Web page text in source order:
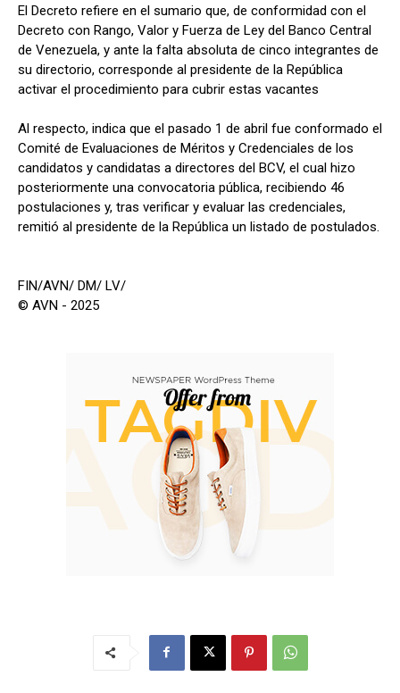
El Decreto refiere en el sumario que, de conformidad con el
Decreto con Rango, Valor y Fuerza de Ley del Banco Central
de Venezuela, y ante la falta absoluta de cinco integrantes de
su directorio, corresponde al presidente de la República
activar el procedimiento para cubrir estas vacantes
Al respecto, indica que el pasado 1 de abril fue conformado el
Comité de Evaluaciones de Méritos y Credenciales de los
candidatos y candidatas a directores del BCV, el cual hizo
posteriormente una convocatoria pública, recibiendo 46
postulaciones y, tras verificar y evaluar las credenciales,
remitió al presidente de la República un listado de postulados.
FIN/AVN/ DM/ LV/
© AVN - 2025